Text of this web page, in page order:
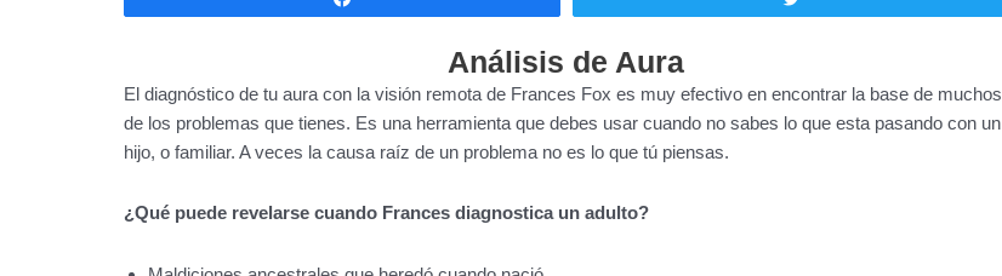
Análisis de Aura
El diagnóstico de tu aura con la visión remota de Frances Fox es muy efectivo en encontrar la base de muchos
de los problemas que tienes. Es una herramienta que debes usar cuando no sabes lo que esta pasando con un
hijo, o familiar. A veces la causa raíz de un problema no es lo que tú piensas.
¿Qué puede revelarse cuando Frances diagnostica un adulto?